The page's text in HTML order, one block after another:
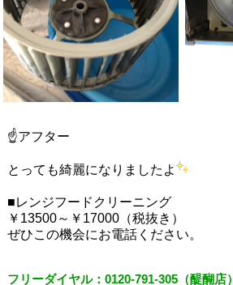
☝アフター
とっても綺麗になりましたよ
■レンジフードクリーニング
￥13500～￥17000（税抜き）
ぜひこの機会にお電話ください。
フリーダイヤル： 0120-791-305（醍醐店）